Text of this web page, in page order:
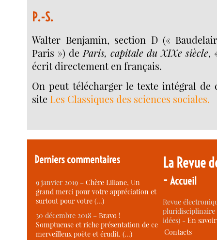
P.-S.
Walter Benjamin, section D («
Paris ») de Paris, capitale du XIXe siècle,
écrit directement en français.
On peut télécharger le texte intégral de
site Les Classiques des sciences sociales.
Derniers commentaires
9 janvier 2019 –Chère Liliane, Un
grand merci pour votre appréciation et
surtout pour votre (…)
30 décembre 2018 –Bravo !
Somptueuse et riche présentation de ce
merveilleux poète et érudit. (…)
La Revue
-Accueil
Revue
idées) -En
Contacts